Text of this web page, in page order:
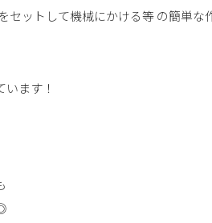
ットして機械にかける等 の簡単な
ます！